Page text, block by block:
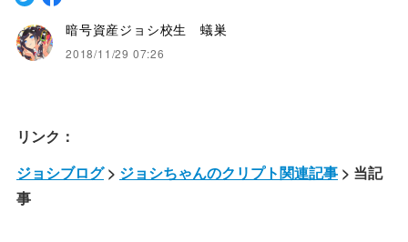
暗号資産ジョシ校生 蟻巣
2018/11/29 07:26
リンク：
ジョシブログ> ジョシちゃんのクリプト関連記事 > 当記
事